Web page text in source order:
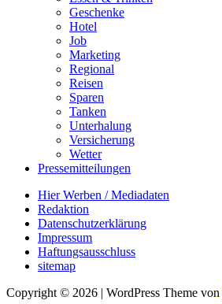
Geschenke
Hotel
Job
Marketing
Regional
Reisen
Sparen
Tanken
Unterhalung
Versicherung
Wetter
Pressemitteilungen
Hier Werben / Mediadaten
Redaktion
Datenschutzerklärung
Impressum
Haftungsausschluss
sitemap
Copyright © 2026 | WordPress Theme von